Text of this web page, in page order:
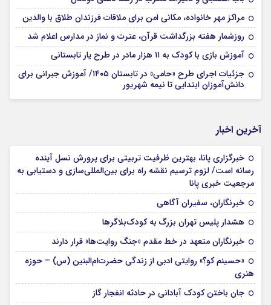
مراکز مهر خانواده، مکانی امن برای ملاقات فرزندان طلاق با والدین
روزشمار هفته بزرگداشت قرآن، عترت و نماز در مدارس اعلام شد
آموزش بازی با کودک به ۱۱ هزار مادر در طرح یار تابستانی
جزئیات اجرای طرح «حامی» در تابستان ۱۴۰۵/ آموزش جبرانی برای
دانش‌آموزان ابتدایی تا نیمه شهریور
آخرین اخبار
خبرگزاری پانا، بهترین ظرفیت تربیتی برای پرورش نسل آینده
رسانه است/ لزوم ترسیم نقشه راه برای بین‌المللی‌سازی و دستیابی به
مرجعیت خبری پانا
خبرنگاران، سفیران آگاهی
هشدار پلیس تهران بزرگ به کودک‌بلاگرها
خبرنگاران متعهد در خط مقدم «جنگ روایت‌ها» قرار دارند
«حسینم کو؟» روایتی ادبی از زندگی حضرت‌ام‌البنین (س) – حوزه
هنری
جان باختن کودک آبادانی در حادثه انفجار گاز